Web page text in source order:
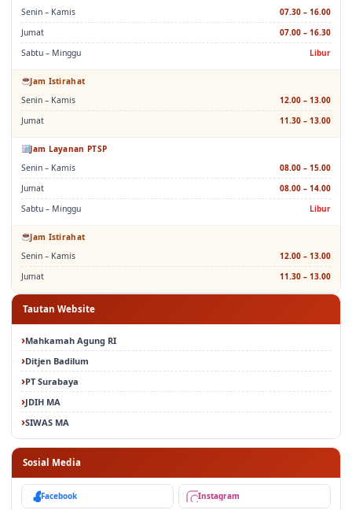
Senin – Kamis
07.30 – 16.00
Jumat
07.00 – 16.30
Sabtu – Minggu
Libur
Jam Istirahat
Senin – Kamis
12.00 – 13.00
Jumat
11.30 – 13.00
Jam Layanan PTSP
Senin – Kamis
08.00 – 15.00
Jumat
08.00 – 14.00
Sabtu – Minggu
Libur
Jam Istirahat
Senin – Kamis
12.00 – 13.00
Jumat
11.30 – 13.00
Tautan Website
Mahkamah Agung RI
Ditjen Badilum
PT Surabaya
JDIH MA
SIWAS MA
Sosial Media
Facebook Instagram